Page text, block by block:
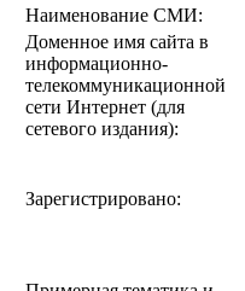
Наименование СМИ:
Доменное имя сайта в
информационно-
телекоммуникационной
сети Интернет (для
сетевого издания):
Зарегистрировано: